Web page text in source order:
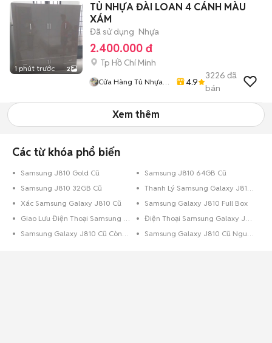
1 phút trước 2
TỦ NHỰA ĐÀI LOAN 4 CÁNH MÀU
XÁM
Đã sử dụng Nhựa
2.400.000 đ
Tp Hồ Chí Minh
Cửa Hàng Tủ Nhựa
Quân
4.9
3226 đã
bán
Xem thêm
Các từ khóa phổ biến
Samsung J810 Gold Cũ
Samsung J810 64GB Cũ
Samsung J810 32GB Cũ
Thanh Lý Samsung Galaxy J810 Cũ
Xác Samsung Galaxy J810 Cũ
Samsung Galaxy J810 Full Box
Giao Lưu Điện Thoại Samsung Galaxy J810
Điện Thoại Samsung Galaxy J810 Trả Góp
Samsung Galaxy J810 Cũ Còn Bảo Hành
Samsung Galaxy J810 Cũ Nguyên Zin